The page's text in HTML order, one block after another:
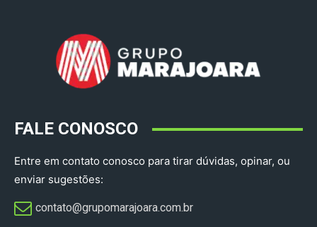
FALE CONOSCO
Entre em contato conosco para tirar dúvidas, opinar, ou
enviar sugestões:
contato@grupomarajoara.com.br